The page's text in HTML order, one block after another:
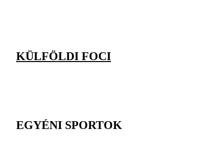
KÜLFÖLDI FOCI
EGYÉNI SPORTOK